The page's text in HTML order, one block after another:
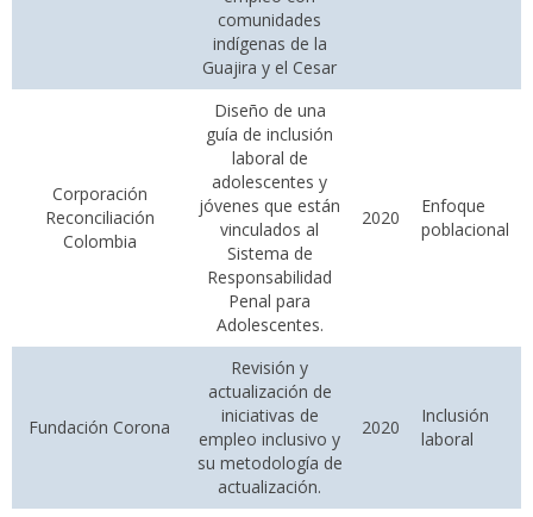
comunidades
indígenas de la
Guajira y el Cesar
Corporación
Reconciliación
Colombia
Diseño de una
guía de inclusión
laboral de
adolescentes y
jóvenes que están
vinculados al
Sistema de
Responsabilidad
Penal para
Adolescentes.
2020
Enfoque
poblacional
Fundación Corona
Revisión y
actualización de
iniciativas de
empleo inclusivo y
su metodología de
actualización.
2020
Inclusión
laboral